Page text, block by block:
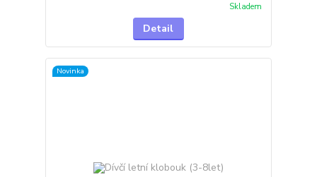
Skladem
Detail
Novinka